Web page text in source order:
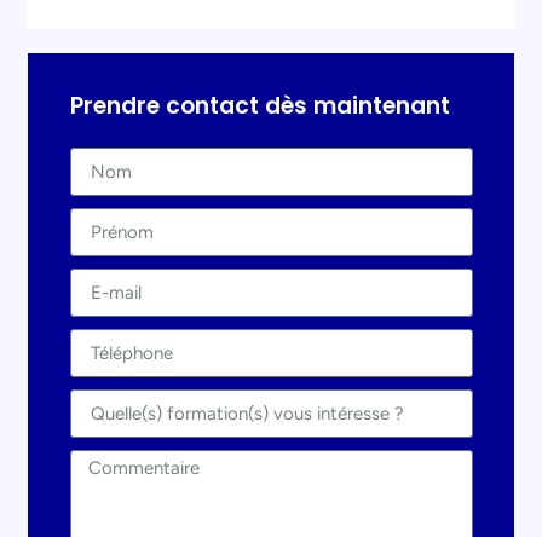
Prendre contact dès maintenant